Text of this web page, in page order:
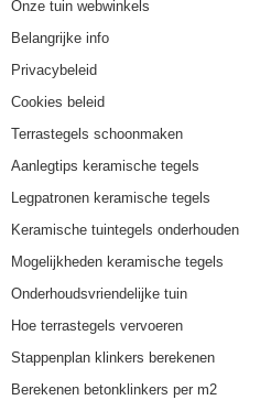
Onze tuin webwinkels
Belangrijke info
Privacybeleid
Cookies beleid
Terrastegels schoonmaken
Aanlegtips keramische tegels
Legpatronen keramische tegels
Keramische tuintegels onderhouden
Mogelijkheden keramische tegels
Onderhoudsvriendelijke tuin
Hoe terrastegels vervoeren
Stappenplan klinkers berekenen
Berekenen betonklinkers per m2